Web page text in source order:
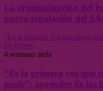
La criminalización del
nueva regulación del
“Es la primera vez que riego
los brotes
4 semanas atrás
“Es la primera vez que
profe”: aprender de los